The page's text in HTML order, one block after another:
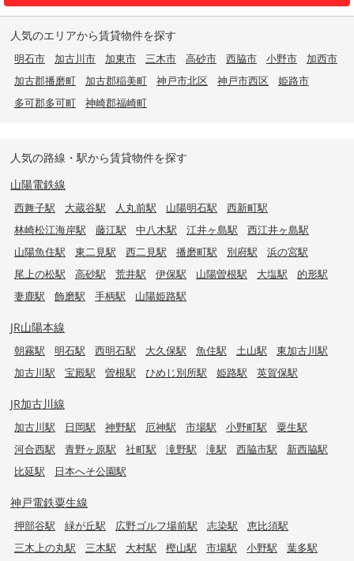
人気のエリアから賃貸物件を探す
明石市 加古川市 加東市 三木市 高砂市 西脇市 小野市
加西市
加古郡播磨町
加古郡稲美町 神戸市北区 神戸市西区
姫路市
多可郡多可町
神崎郡福崎町
人気の路線・駅から賃貸物件を探す
山陽電鉄線
西舞子駅 大蔵谷駅 人丸前駅 山陽明石駅
西新町駅
林崎松江海岸駅
藤江駅 中八木駅 江井ヶ島駅
西江井ヶ島駅
山陽魚住駅
東二見駅 西二見駅 播磨町駅 別府駅
浜の宮駅
尾上の松駅
高砂駅 荒井駅 伊保駅 山陽曽根駅 大塩駅
的形駅
妻鹿駅
飾磨駅 手柄駅 山陽姫路駅
JR山陽本線
朝霧駅 明石駅 西明石駅 大久保駅 魚住駅 土山駅
東加古川駅
加古川駅
宝殿駅 曽根駅 ひめじ別所駅 姫路駅 英賀保駅
JR加古川線
加古川駅 日岡駅 神野駅 厄神駅 市場駅 小野町駅
粟生駅
河合西駅
青野ヶ原駅 社町駅 滝野駅 滝駅 西脇市駅
新西脇駅
比延駅
日本へそ公園駅
神戸電鉄粟生線
押部谷駅 緑が丘駅 広野ゴルフ場前駅 志染駅
恵比須駅
三木上の丸駅
三木駅 大村駅 樫山駅 市場駅 小野駅
葉多駅